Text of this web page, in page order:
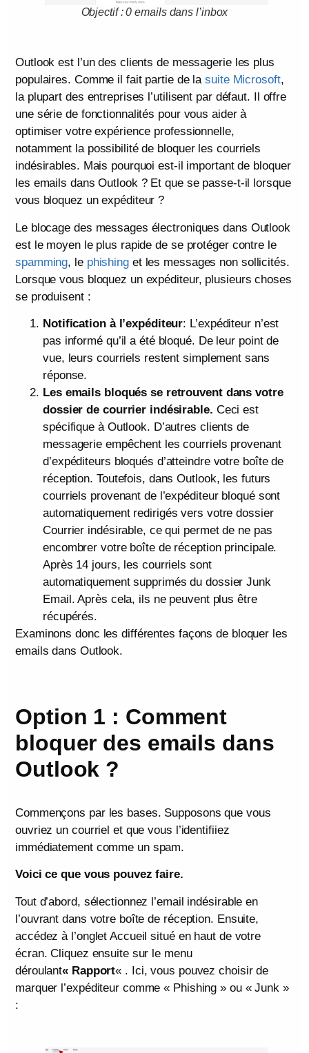
Objectif : 0 emails dans l’inbox
Outlook est l’un des clients de messagerie les plus
populaires. Comme il fait partie de lasuite Microsoft,
la plupart des entreprises l’utilisent par défaut. Il offre
une série de fonctionnalités pour vous aider à
optimiser votre expérience professionnelle,
notamment la possibilité de bloquer les courriels
indésirables. Mais pourquoi est-il important de bloquer
les emails dans Outlook ? Et que se passe-t-il lorsque
vous bloquez un expéditeur ?
Le blocage des messages électroniques dans Outlook
est le moyen le plus rapide de se protéger contre le
spamming, le phishinget les messages non sollicités.
Lorsque vous bloquez un expéditeur, plusieurs choses
se produisent :
Notification à l’expéditeur: L’expéditeur n’est
pas informé qu’il a été bloqué. De leur point de
vue, leurs courriels restent simplement sans
réponse.
Les emails bloqués se retrouvent dans votre
dossier de courrier indésirable. Ceci est
spécifique à Outlook. D’autres clients de
messagerie empêchent les courriels provenant
d’expéditeurs bloqués d’atteindre votre boîte de
réception. Toutefois, dans Outlook, les futurs
courriels provenant de l’expéditeur bloqué sont
automatiquement redirigés vers votre dossier
Courrier indésirable, ce qui permet de ne pas
encombrer votre boîte de réception principale.
Après 14 jours, les courriels sont
automatiquement supprimés du dossier Junk
Email. Après cela, ils ne peuvent plus être
récupérés.
Examinons donc les différentes façons de bloquer les
emails dans Outlook.
Option 1 : Comment
bloquer des emails dans
Outlook ?
Commençons par les bases. Supposons que vous
ouvriez un courriel et que vous l’identifiiez
immédiatement comme un spam.
Voici ce que vous pouvez faire.
Tout d’abord, sélectionnez l’email indésirable en
l’ouvrant dans votre boîte de réception. Ensuite,
accédez à l’onglet Accueil situé en haut de votre
écran. Cliquez ensuite sur le menu
déroulant« Rapport« . Ici, vous pouvez choisir de
marquer l’expéditeur comme « Phishing » ou « Junk »
: